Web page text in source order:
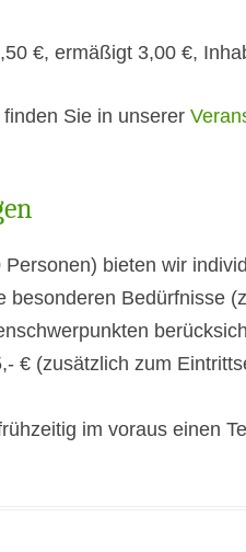
€, ermäßigt 3,00 €,
Sie in unserer
bieten wir
besonderen Bedürfnisse
€ (zusätzlich zum
im voraus einen